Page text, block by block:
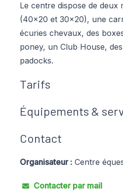
Le centre dispose de deux
(40x20 et 30x20), une
écuries chevaux, des
poney, un Club House,
padocks.
Tarifs
semaine de stage du lundi
Balade à cheval à partir de
Balade à cheval pour 2
Équipements &
Équipements
Manège Terrain de
Contact
Organisateur : Centre
Contacter par mail